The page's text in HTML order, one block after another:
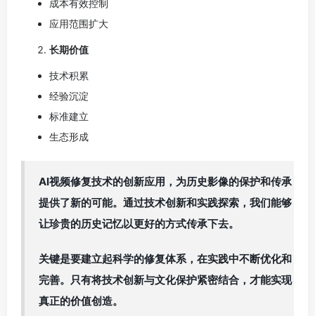
成本有效控制
应用范围扩大
长期价值
技术积累
经验沉淀
标准建立
生态形成
AI视频修复技术的创新应用，为历史影像的保护和传承
提供了新的可能。通过技术创新和实践探索，我们能够
让珍贵的历史记忆以更好的方式传承下去。
关键是要建立起科学的修复体系，在实践中不断优化和
完善。只有将技术创新与文化保护紧密结合，才能实现
真正的价值创造。